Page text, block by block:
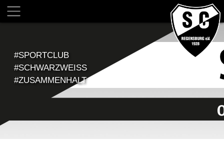
#SPORTCLUB
#SCHWARZWEISS
#ZUSAMMENHALT